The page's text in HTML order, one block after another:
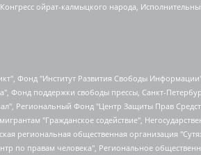
ойрат-калмыцкого народа,
организация по реализации социально-правовых программ "Лилит", Дальневосточное общественное движение "Маяк", Санкт-Петербургская ЛГБТ-инициативная группа "Выход", Инициативная группа ЛГБТ+ "Реверс", Алексеев Андрей Викторович, Бекбулатова Таисия Львовна, Беляев Иван Михайлович, Владыкина Елена Сергеевна, Гельман Марат Александрович, Никульшина Вероника Юрьевна, Толоконникова Надежда Андреевна, Шендерович Виктор Анатольевич, Общество с ограниченной ответственностью "Данное сообщение", Общество с ограниченной ответственностью Издательский дом "Новая глава", Айнбиндер Александра Александровна, Московский комьюнити-центр для ЛГБТ+инициатив, Благотворительный фонд развития филантропии, Deutsche Welle (Германия, Kurt-Schumacher-Strasse 3, 53113 Bonn), Борзунова Мария Михайловна, Воробьев Виктор Викторович, Голубева Анна Львовна, Константинова Алла Михайловна, Малкова Ирина Владимировна, Мурадов Мурад Абдулгалимович, Осетинская Елизавета Николаевна, Понасенков Евгений Николаевич, Ганапольский Матвей Юрьевич, Киселев Евгений Алексеевич, Борухович Ирина Григорьевна, Дремин Иван Тимофеевич, Дубровский Дмитрий Викторович, Красноярская региональная общественная организация поддержки и развития альтернативных образовательных технологий и межкультурных коммуникаций "ИНТЕРРА", Маяковская Екатерина Алексеевна, Фейгин Марк Захарович, Филимонов Андрей Викторович, Дзугкоева Регина Николаевна, Доброхотов Роман Александрович, Дудь Юрий Александрович, Елкин Сергей Владимирович, Кругликов Кирилл Игоревич, Сабунаева Мария Леонидовна, Семенов Алексей Владимирович, Шаинян Карен Багратович, Шульман Екатерина Михайловна, Асафьев Артур Валерьевич, Вахштайн Виктор Семенович, Венедиктов Алексей Алексеевич, Лушникова Екатерина Евгеньевна, Волков Леонид Михайлович, Невзоров Александр Глебович, Пархоменко Сергей Борисович, Сироткин Ярослав Николаевич, Кара-Мурза Владимир Владимирович, Баранова Наталья Владимировна, Гозман Леонид Яковлевич, Кагарлицкий Борис Юльевич, Климарев Михаил Валерьевич, Милов Владимир Станиславович, Автономная некоммерческая организация Краснодарский центр современного искусства "Типография", Моргенштерн Алишер